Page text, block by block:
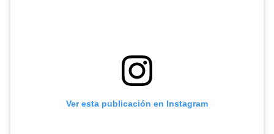
Ver esta publicación en Instagram